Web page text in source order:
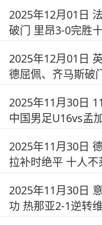
2025年12月01日
破门 里昂3-0完胜
2025年12月01日
德屈佩、齐马斯破
2025年11月30日
中国男足U16vs孟
2025年11月30日
拉补时绝平 十人
2025年11月30日
功 热那亚2-1逆转